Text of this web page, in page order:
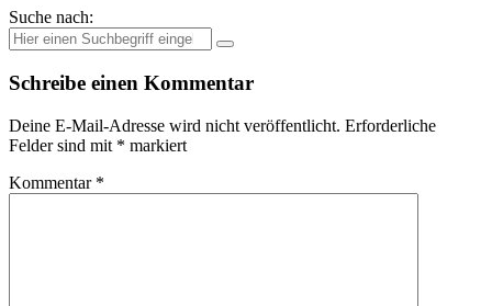
Suche nach:
Schreibe einen Kommentar
Deine E-Mail-Adresse wird nicht veröffentlicht. Erforderliche
Felder sind mit * markiert
Kommentar *